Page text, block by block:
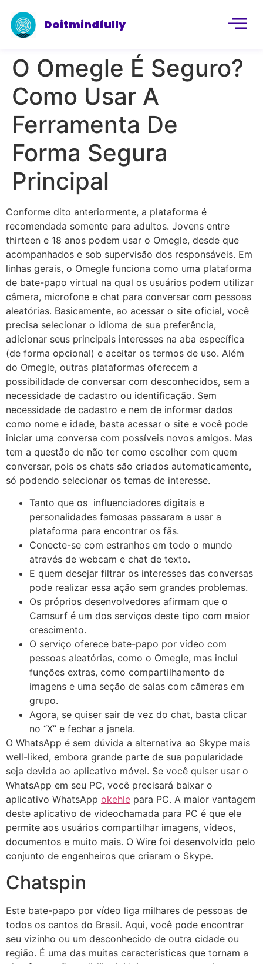
Doitmindfully
O Omegle É Seguro?
Como Usar A
Ferramenta De
Forma Segura
Principal
Conforme dito anteriormente, a plataforma é
recomendada somente para adultos. Jovens entre
thirteen e 18 anos podem usar o Omegle, desde que
acompanhados e sob supervisão dos responsáveis. Em
linhas gerais, o Omegle funciona como uma plataforma
de bate-papo virtual na qual os usuários podem utilizar
câmera, microfone e chat para conversar com pessoas
aleatórias. Basicamente, ao acessar o site oficial, você
precisa selecionar o idioma de sua preferência,
adicionar seus principais interesses na aba específica
(de forma opcional) e aceitar os termos de uso. Além
do Omegle, outras plataformas oferecem a
possibilidade de conversar com desconhecidos, sem a
necessidade de cadastro ou identificação. Sem
necessidade de cadastro e nem de informar dados
como nome e idade, basta acessar o site e você pode
iniciar uma conversa com possíveis novos amigos. Mas
tem a questão de não ter como escolher com quem
conversar, pois os chats são criados automaticamente,
só podendo selecionar os temas de interesse.
Tanto que os influenciadores digitais e
personalidades famosas passaram a usar a
plataforma para encontrar os fãs.
Conecte-se com estranhos em todo o mundo
através de webcam e chat de texto.
E quem desejar filtrar os interesses das conversas
pode realizar essa ação sem grandes problemas.
Os próprios desenvolvedores afirmam que o
Camsurf é um dos serviços deste tipo com maior
crescimento.
O serviço oferece bate-papo por vídeo com
pessoas aleatórias, como o Omegle, mas inclui
funções extras, como compartilhamento de
imagens e uma seção de salas com câmeras em
grupo.
Agora, se quiser sair de vez do chat, basta clicar
no “X” e fechar a janela.
O WhatsApp é sem dúvida a alternativa ao Skype mais
well-liked, embora grande parte de sua popularidade
seja devida ao aplicativo móvel. Se você quiser usar o
WhatsApp em seu PC, você precisará baixar o
aplicativo WhatsApp okehle para PC. A maior vantagem
deste aplicativo de videochamada para PC é que ele
permite aos usuários compartilhar imagens, vídeos,
documentos e muito mais. O Wire foi desenvolvido pelo
conjunto de engenheiros que criaram o Skype.
Chatspin
Este bate-papo por vídeo liga milhares de pessoas de
todos os cantos do Brasil. Aqui, você pode encontrar
seu vizinho ou um desconhecido de outra cidade ou
região. É uma das muitas características que tornam a